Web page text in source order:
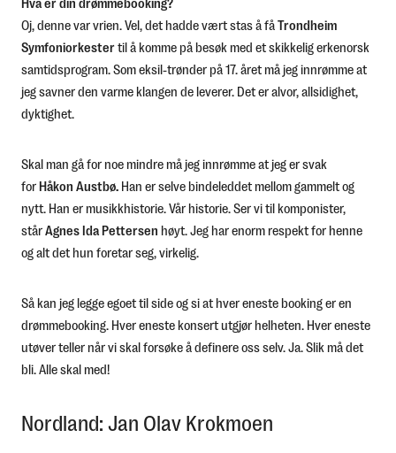
Oj, denne var vrien. Vel, det hadde vært stas å fåTrondheim
Symfoniorkestertil å komme på besøk med et skikkelig erkenorsk
samtidsprogram. Som eksil-trønder på 17. året må jeg innrømme at
jeg savner den varme klangen de leverer. Det er alvor, allsidighet,
dyktighet.
Skal man gå for noe mindre må jeg innrømme at jeg er svak
forHåkon Austbø.Han er selve bindeleddet mellom gammelt og
nytt. Han er musikkhistorie. Vår historie. Ser vi til komponister,
stårAgnes Ida Pettersen høyt. Jeg har enorm respekt for henne
og alt det hun foretar seg, virkelig.
Så kan jeg legge egoet til side og si at hver eneste booking er en
drømmebooking. Hver eneste konsert utgjør helheten. Hver eneste
utøver teller når vi skal forsøke å definere oss selv. Ja. Slik må det
bli. Alle skal med!
Nordland: Jan Olav Krokmoen